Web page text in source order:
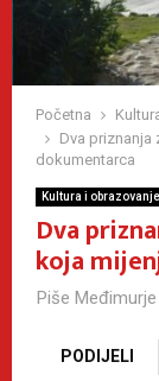
Početna
Dva priznanja
dokumentarca
Kultura i obrazovanje
Dva
koja
Piše
PODIJELI